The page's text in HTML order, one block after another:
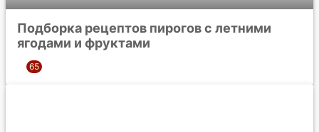
Подборка рецептов пирогов с летними
ягодами и фруктами